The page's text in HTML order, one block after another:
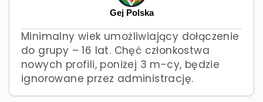
Gej Polska
Minimalny wiek umożliwiający dołączenie
do grupy – 16 lat. Chęć członkostwa
nowych profili, poniżej 3 m-cy, będzie
ignorowane przez administrację.